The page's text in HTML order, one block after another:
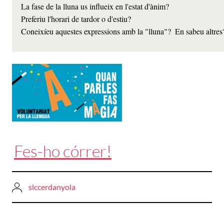
La fase de la lluna us influeix en l'estat d'ànim?
Preferiu l'horari de tardor o d'estiu?
Coneixíeu aquestes expressions amb la
Fes-ho córrer!
slccerdanyola